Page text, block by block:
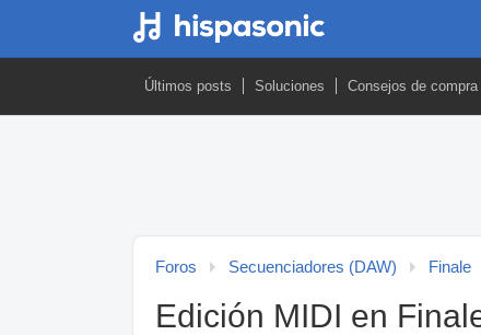
Últimos posts Soluciones Consejos de compra
Foros Secuenciadores (DAW) Finale
Edición MIDI en